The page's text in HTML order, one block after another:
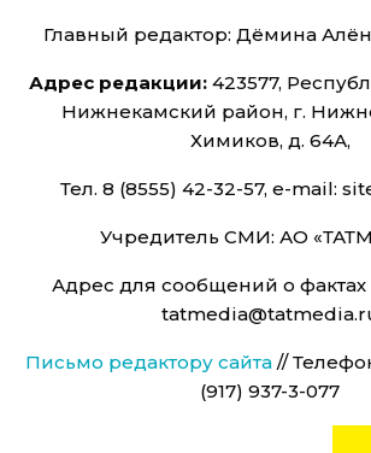
Главный редактор: Дёмина
Адрес редакции:423577,
Нижнекамский район, г.
Химиков, д. 64А,
Тел. 8 (8555) 42-32-57, e-mail:
Учредитель СМИ: АО
Адрес для сообщений о
Письмо редактору сайта //
(917) 937-3-077